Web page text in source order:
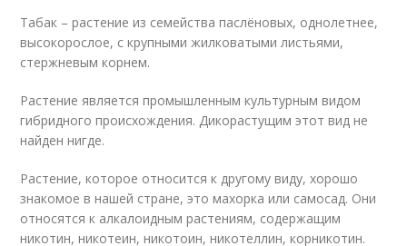
Табак – растение из семейства паслёновых, однолетнее,
высокорослое, с крупными жилковатыми листьями,
стержневым корнем.
Растение является промышленным культурным видом
гибридного происхождения. Дикорастущим этот вид не
найден нигде.
Растение, которое относится к другому виду, хорошо
знакомое в нашей стране, это махорка или самосад. Они
относятся к алкалоидным растениям, содержащим
никотин, никотеин, никотоин, никотеллин, корникотин.